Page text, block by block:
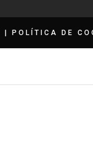
| POLÍTICA DE